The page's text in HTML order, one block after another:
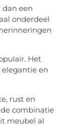
dan een
onderdeel
Het
en
rust en
combinatie
meubel al